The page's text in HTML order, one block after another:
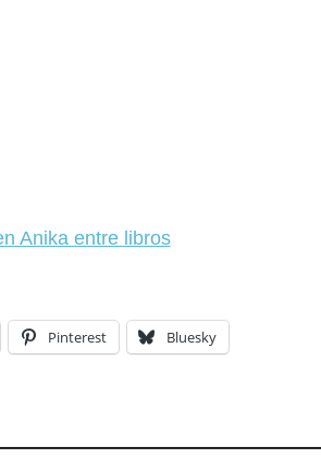
Anika entre libros
Pinterest Bluesky